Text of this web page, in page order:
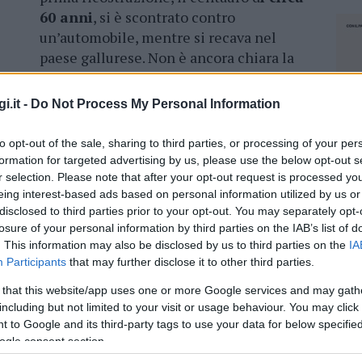
- Do Not Process My Personal Information
opt-out of the sale, sharing to third parties, or processing of your
for targeted advertising by us, please use the below opt-out
selection. Please note that after your opt-out request is processed
interest-based ads based on personal information utilized by us
to third parties prior to your opt-out. You may separately
of your personal information by third parties on the IAB’s list of
This information may also be disclosed by us to third parties on the
Participants that may further disclose it to other third parties.
that this website/app uses one or more Google services and may
but not limited to your visit or usage behaviour. You may
to Google and its third-party tags to use your data for below
consent section.
60 anni, si è scontrato contro
un’automobile, mentre si recava nel
paese gallurese. Non è ancora chiara la
dinamica del grave sinistro.
purtroppo il conducente della moto che
posto è arrivato il 118 e un elisoccorso
Santissima Annunziata di Sassari. In
del grave incidente che ha scosso la
cliccandoqui